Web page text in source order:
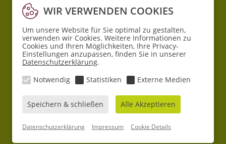
Bgm.-Smidt-Straße 34
27568 Bremerhaven
Mo - Fr8 - 18:30 Uhr
Sa10 - 16 Uhr
Filiale Lehe
27580 Bremerhaven
AGB
Datenschutz Impressum
WIR VERWENDEN COOKIES
Um unsere Website für Sie optimal zu gestalten,
verwenden wir Cookies. Weitere Informationen zu
Cookies und Ihren Möglichkeiten, Ihre Privacy-
Einstellungen anzupassen, finden Sie in unserer
Datenschutzerklärung.
Notwendig
Statistiken Externe Medien
Speichern & schließen Alle Akzeptieren
Datenschutzerklärung Impressum Cookie Details